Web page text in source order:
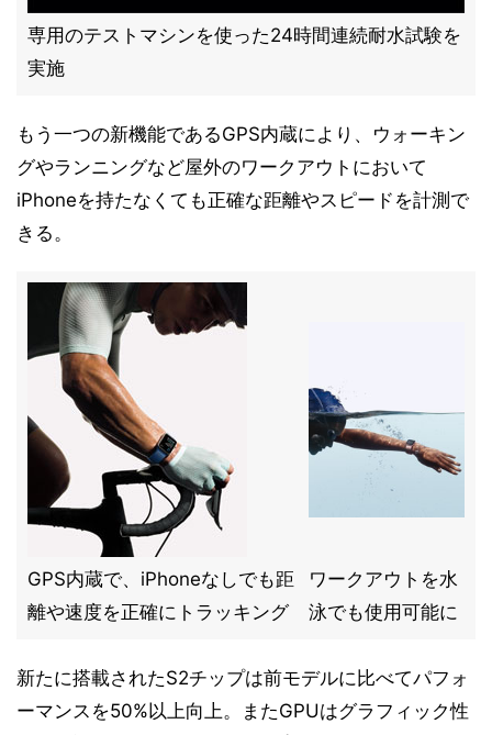
専用のテストマシンを使った24時間連続耐水試験を
実施
もう一つの新機能であるGPS内蔵により、ウォーキン
グやランニングなど屋外のワークアウトにおいて
iPhoneを持たなくても正確な距離やスピードを計測で
きる。
GPS内蔵で、iPhoneなしでも距
離や速度を正確にトラッキング
ワークアウトを水
泳でも使用可能に
新たに搭載されたS2チップは前モデルに比べてパフォ
ーマンスを50%以上向上。またGPUはグラフィック性